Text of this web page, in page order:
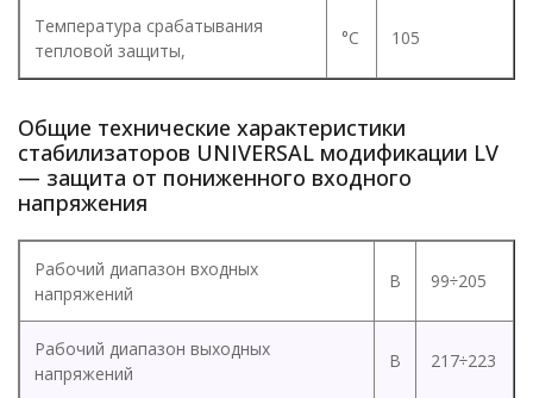
Температура срабатывания
тепловой защиты,
°C 105
Общие технические характеристики
стабилизаторов UNIVERSAL модификации LV
— защита от пониженного входного
напряжения
Рабочий диапазон входных
напряжений
В 99÷205
Рабочий диапазон выходных
напряжений
В 217÷223